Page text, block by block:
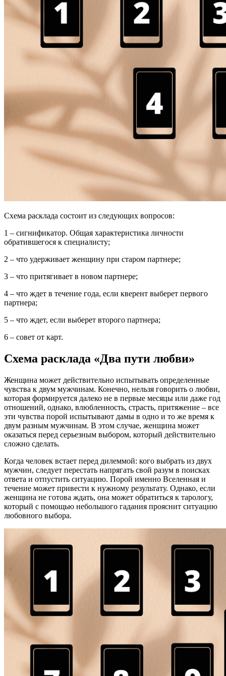
Схема расклада состоит из следующих вопросов:
1 – сигнификатор. Общая характеристика личности
обратившегося к специалисту;
2 – что удерживает женщину при старом партнере;
3 – что притягивает в новом партнере;
4 – что ждет в течение года, если кверент выберет первого
партнера;
5 – что ждет, если выберет второго партнера;
6 – совет от карт.
Схема расклада «Два пути любви»
Женщина может действительно испытывать определенные
чувства к двум мужчинам. Конечно, нельзя говорить о любви,
которая формируется далеко не в первые месяцы или даже год
отношений, однако, влюбленность, страсть, притяжение – все
эти чувства порой испытывают дамы в одно и то же время к
двум разным мужчинам. В этом случае, женщина может
оказаться перед серьезным выбором, который действительно
сложно сделать.
Когда человек встает перед дилеммой: кого выбрать из двух
мужчин, следует перестать напрягать свой разум в поисках
ответа и отпустить ситуацию. Порой именно Вселенная и
течение может привести к нужному результату. Однако, если
женщина не готова ждать, она может обратиться к тарологу,
который с помощью небольшого гадания прояснит ситуацию
любовного выбора.